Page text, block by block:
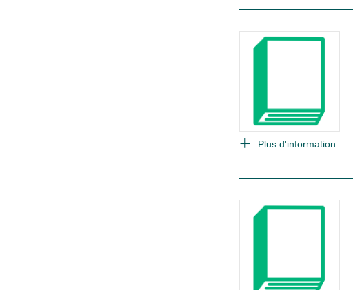
Plus d'information...